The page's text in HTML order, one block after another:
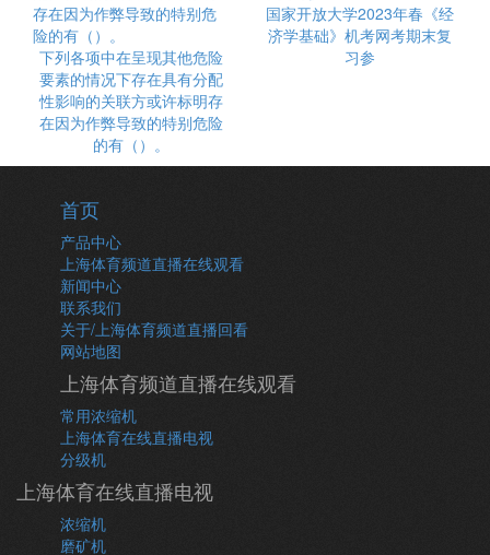
下列各项中在呈现其他危险
要素的情况下存在具有分配
性影响的关联方或许标明存
在因为作弊导致的特别危险
的有（）。
国家开放大学2023年春《经
济学基础》机考网考期末复
习参
首页
产品中心
上海体育频道直播在线观看
新闻中心
联系我们
关于/上海体育频道直播回看
网站地图
上海体育频道直播在线观看
常用浓缩机
上海体育在线直播电视
分级机
上海体育在线直播电视
浓缩机
磨矿机